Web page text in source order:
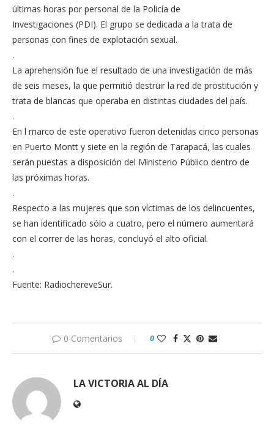
últimas horas por personal de la Policía de
Investigaciones (PDI). El grupo se dedicada a la trata de
personas con fines de explotación sexual.
.
La aprehensión fue el resultado de una investigación de más
de seis meses, la que permitió destruir la red de prostitución y
trata de blancas que operaba en distintas ciudades del país.
.
En l marco de este operativo fueron detenidas cinco personas
en Puerto Montt y siete en la región de Tarapacá, las cuales
serán puestas a disposición del Ministerio Público dentro de
las próximas horas.
.
Respecto a las mujeres que son víctimas de los delincuentes,
se han identificado sólo a cuatro, pero el número aumentará
con el correr de las horas, concluyó el alto oficial.
.
.
Fuente: RadiochereveSur.
0 Comentarios 0
LA VICTORIA AL DÍA